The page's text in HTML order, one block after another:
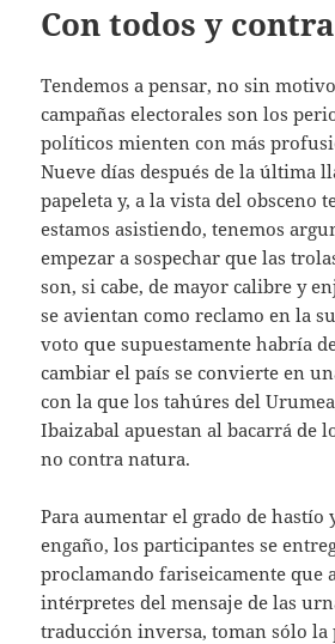
Con todos y
Tendemos a pensar, no sin
campañas electorales son los
políticos mienten con más
Nueve días después de la última
papeleta y, a la vista del obsceno
estamos asistiendo, tenemos
empezar a sospechar que las
son, si cabe, de mayor calibre y
se avientan como reclamo en la
voto que supuestamente habría
cambiar el país se convierte en
con la que los tahúres del
Ibaizabal apuestan al bacarrá de
no contra natura.
Para aumentar el grado de hastío
engaño, los participantes se
proclamando fariseicamente que
intérpretes del mensaje de las
traducción inversa, toman sólo la